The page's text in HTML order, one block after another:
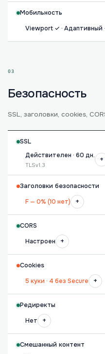
Мобильность
Viewport ✓ · Адаптивный
03
Безопасность
SSL, заголовки, cookies,
SSL
Действителен · 60 дн.
TLSv1.3
+
Заголовки безопасности
F — 0% (10 нет)
+
CORS
Настроен
+
Cookies
5 куки · 4 без Secure
+
Редиректы
Нет
+
Смешанный контент